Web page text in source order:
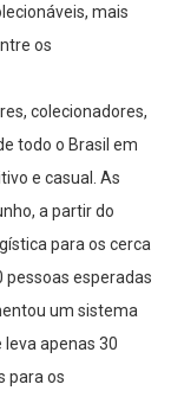
mais
os
colecionadores,
todo o Brasil em
e casual. As
a partir do
para os cerca
pessoas esperadas
um sistema
leva apenas 30
para os